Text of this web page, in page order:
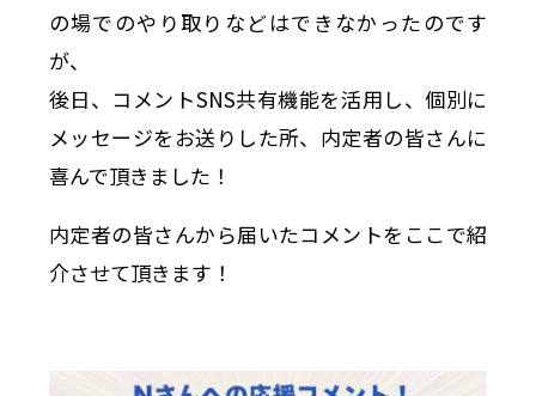
の場でのやり取りなどはできなかったのです
が、
後日、コメントSNS共有機能を活用し、個別に
メッセージをお送りした所、内定者の皆さんに
喜んで頂きました！
内定者の皆さんから届いたコメントをここで紹
介させて頂きます！